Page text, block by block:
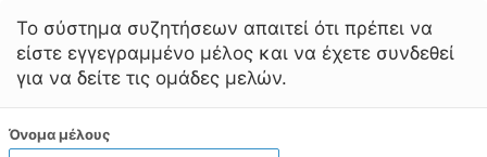
Το σύστημα συζητήσεων απαιτεί ότι πρέπει να
είστε εγγεγραμμένο μέλος και να έχετε συνδεθεί
για να δείτε τις ομάδες μελών.
Όνομα μέλους